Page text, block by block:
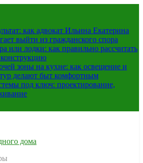
как адвокат Ильина Екатерина
выйти из гражданского спора
или лодки: как правильно рассчитать
зоны на кухне: как освещение и
делают быт комфортным
под ключ: проектирование,
дома